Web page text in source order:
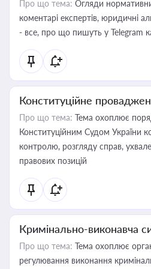
Про що тема: Огляди
коментарі експертів, юридичні
- все, про що пишуть у Telegram
Конституційне
Про що тема: Тема охоплює
Конституційним Судом України
контролю, розгляду справ,
правових позицій
Кримінально-виконавча
Про що тема: Тема охоплює
регулювання виконання